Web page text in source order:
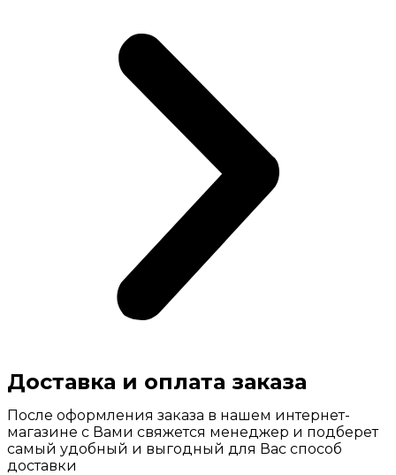
Доставка и оплата заказа
После оформления заказа в нашем интернет-
магазине с Вами свяжется менеджер и подберет
самый удобный и выгодный для Вас способ
доставки